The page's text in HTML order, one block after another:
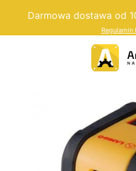
Darmowa dostawa od
Regulamin